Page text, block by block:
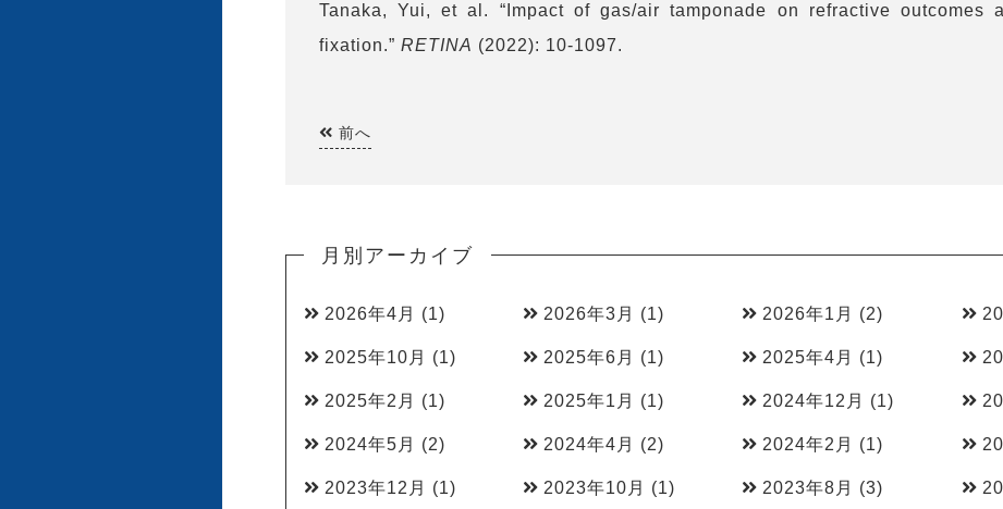
Tanaka, Yui, et al. “Impact of gas/air tamponade on refractive outcomes
fixation.” RETINA (2022): 10-1097.
前へ
月別アーカイブ
2026年4月 (1) 2026年3月 (1) 2026年1月 (2)
2025年10月 (1) 2025年6月 (1) 2025年4月 (1)
2025年2月 (1) 2025年1月 (1) 2024年12月 (1)
2024年5月 (2) 2024年4月 (2) 2024年2月 (1)
2023年12月 (1) 2023年10月 (1) 2023年8月 (3)